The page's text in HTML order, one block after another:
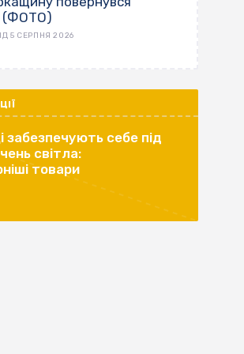
(ФОТО)
5 СЕРПНЯ 2026
забезпечують себе під
світла:
товари